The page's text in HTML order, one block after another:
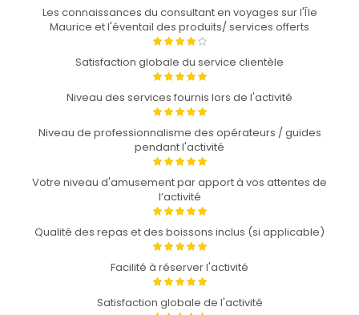
Les connaissances du consultant en voyages sur l'Île
Maurice et l'éventail des produits/ services offerts
Satisfaction globale du service clientèle
Niveau des services fournis lors de l'activité
Niveau de professionnalisme des opérateurs / guides
pendant l'activité
Votre niveau d'amusement par apport à vos attentes de
l’activité
Qualité des repas et des boissons inclus (si applicable)
Facilité à réserver l'activité
Satisfaction globale de l'activité